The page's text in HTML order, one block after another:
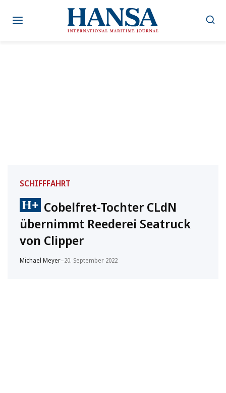
Inhalt
SCHIFFFAHRT
Cobelfret-Tochter CLdN
übernimmt Reederei Seatruck
von Clipper
Michael Meyer–20. September 2022